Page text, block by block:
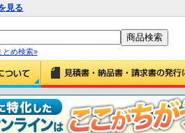
見る
とめ検索»